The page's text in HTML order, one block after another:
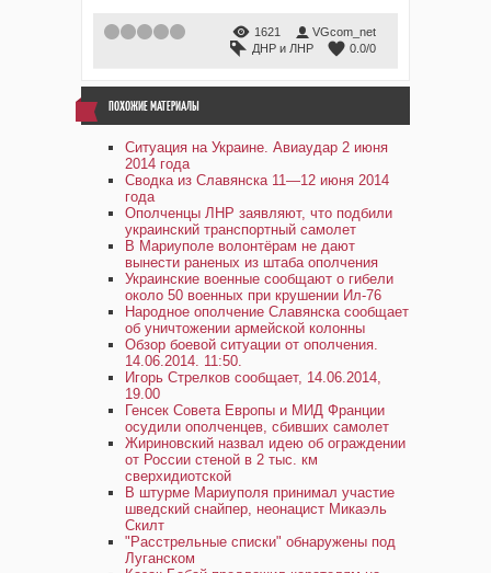
1 2 3 4 1621
VGcom_net
ДНР и ЛНР
0.0/0
ПОХОЖИЕ МАТЕРИАЛЫ
Ситуация на Украине. Авиаудар 2 июня
2014 года
Сводка из Славянска 11—12 июня 2014
года
Ополченцы ЛНР заявляют, что подбили
украинский транспортный самолет
В Мариуполе волонтёрам не дают
вынести раненых из штаба ополчения
Украинские военные сообщают о гибели
около 50 военных при крушении Ил-76
Народное ополчение Славянска сообщает
об уничтожении армейской колонны
Обзор боевой ситуации от ополчения.
14.06.2014. 11:50.
Игорь Стрелков сообщает, 14.06.2014,
19.00
Генсек Совета Европы и МИД Франции
осудили ополченцев, сбивших самолет
Жириновский назвал идею об ограждении
от России стеной в 2 тыс. км
сверхидиотской
В штурме Мариуполя принимал участие
шведский снайпер, неонацист Микаэль
Скилт
"Расстрельные списки" обнаружены под
Луганском